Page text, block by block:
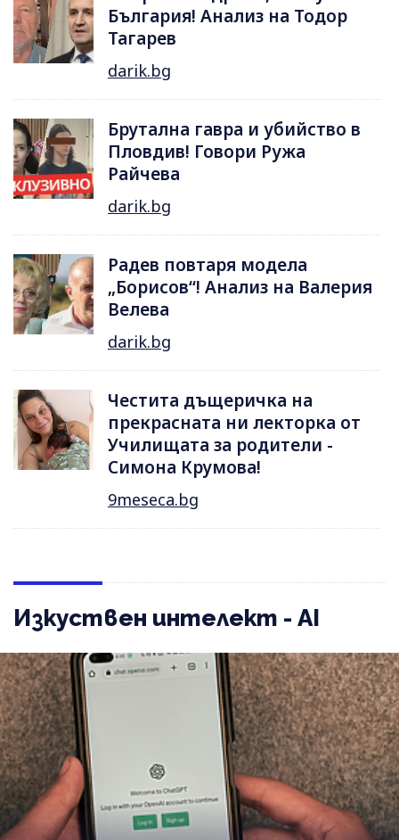
България! Анализ на Тодор
Тагарев
darik.bg
Брутална гавра и убийство в
Пловдив! Говори Ружа
Райчева
darik.bg
Радев повтаря модела
„Борисов“! Анализ на Валерия
Велева
darik.bg
Честита дъщеричка на
прекрасната ни лекторка от
Училищата за родители -
Симона Крумова!
9meseca.bg
Изкуствен интелект - AI